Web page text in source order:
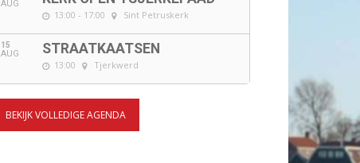
AUG
13:00 - 17:00 Sint Petruskerk
15
AUG STRAATKAATSEN
13:00 Tjerkwerd
BEKIJK VOLLEDIGE AGENDA